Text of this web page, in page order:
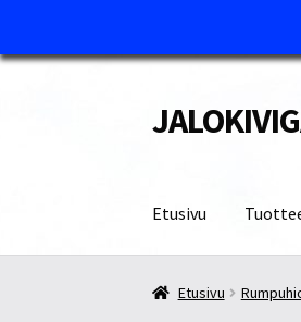
Siirry
navigointiin
Siirry
sisältöön
Etusivu
Etusivu Kassa
Etusivu